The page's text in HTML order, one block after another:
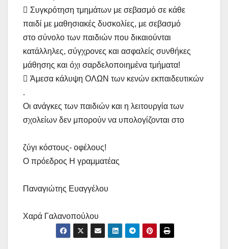
 Συγκρότηση τμημάτων με σεβασμό σε κάθε
παιδί με μαθησιακές δυσκολίες, με σεβασμό
στο σύνολο των παιδιών που δικαιούνται
κατάλληλες, σύγχρονες και ασφαλείς συνθήκες
μάθησης και όχι σαρδελοποιημένα τμήματα!
 Άμεσα κάλυψη ΟΛΩΝ των κενών εκπαιδευτικών
.
Οι ανάγκες των παιδιών και η λειτουργία των
σχολείων δεν μπορούν να υπολογίζονται στο
ζύγι κόστους- οφέλους!
Ο πρόεδρος Η γραμματέας
Παναγιώτης Ευαγγέλου
Χαρά Γαλανοπούλου